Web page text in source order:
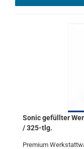
Sonic ge­füll­ter
/ 325-​tlg.
Pre­mi­um